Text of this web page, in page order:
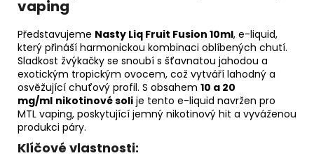
vaping
Představujeme Nasty Liq Fruit Fusion 10ml, e-liquid,
který přináší harmonickou kombinaci oblíbených chutí.
Sladkost žvýkačky se snoubí s šťavnatou jahodou a
exotickým tropickým ovocem, což vytváří lahodný a
osvěžující chuťový profil. S obsahem 10 a 20
mg/ml nikotinové soli je tento e-liquid navržen pro
MTL vaping, poskytující jemný nikotinový hit a vyváženou
produkci páry.
Klíčové vlastnosti: